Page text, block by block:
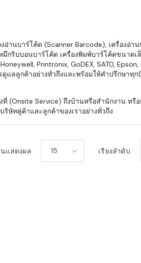
านบาร์โค้ด (Scanner Barcode), เครื่องอ่า
กริบบอนบาร์โค้ด เครื่องพิมพ์บาร์โค้ดขนาดเ
Printronix, GoDEX, SATO,
แลลูกค้าอย่างทั่วถึงและพร้อมให้คำปรึกษาทุ
(Onsite Service) ถึงบ้านหรือสำนักงาน หรือ
ษัทคู่ค้าและลูกค้าของเราอย่างทั่วถึง
แสดงผล 15 เรียงลำดับ